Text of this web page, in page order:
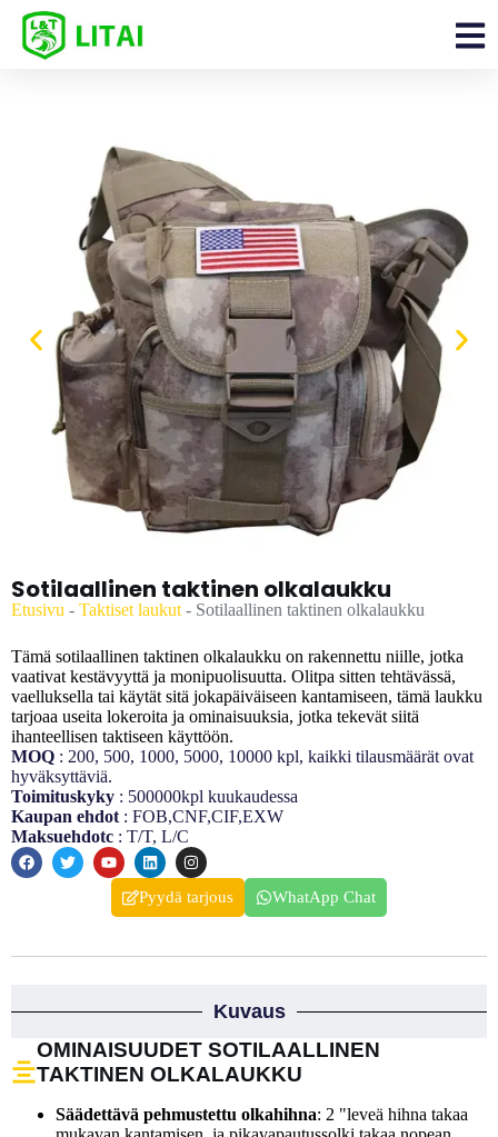
Sotilaallinen taktinen olkalaukku
Etusivu - Taktiset laukut - Sotilaallinen taktinen olkalaukku
Tämä sotilaallinen taktinen olkalaukku on rakennettu niille, jotka
vaativat kestävyyttä ja monipuolisuutta. Olitpa sitten tehtävässä,
vaelluksella tai käytät sitä jokapäiväiseen kantamiseen, tämä laukku
tarjoaa useita lokeroita ja ominaisuuksia, jotka tekevät siitä
ihanteellisen taktiseen käyttöön.
MOQ : 200, 500, 1000, 5000, 10000 kpl, kaikki tilausmäärät ovat
hyväksyttäviä.
Toimituskyky : 500000kpl kuukaudessa
Kaupan ehdot : FOB,CNF,CIF,EXW
Maksuehdotc : T/T, L/C
Pyydä tarjous WhatApp Chat
Kuvaus
OMINAISUUDET SOTILAALLINEN
TAKTINEN OLKALAUKKU
Säädettävä pehmustettu olkahihna: 2 "leveä hihna takaa